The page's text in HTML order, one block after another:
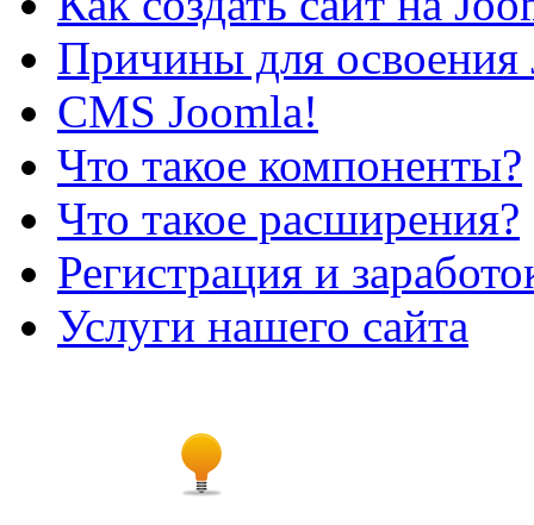
Причины для освоения
CMS Joomla!
Что такое компоненты?
Что такое расширения?
Регистрация и
Услуги нашего сайта